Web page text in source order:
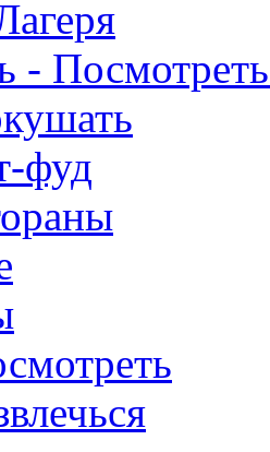
- Посмотреть
фуд